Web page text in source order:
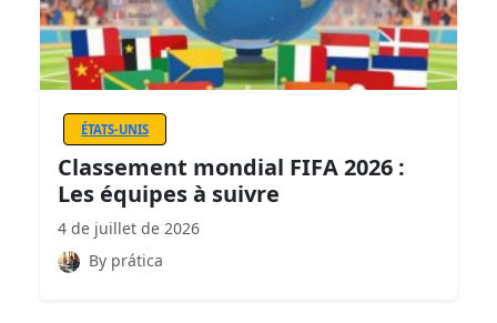
ÉTATS-UNIS
Classement mondial FIFA 2026 :
Les équipes à suivre
4 de juillet de 2026
By prática